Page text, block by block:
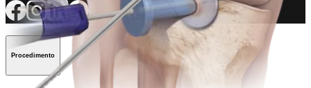
Procedimento